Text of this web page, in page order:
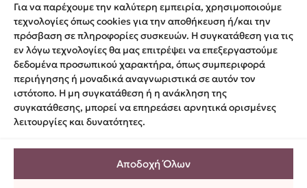
Για να παρέχουμε την καλύτερη εμπειρία, χρησιμοποιούμε
τεχνολογίες όπως cookies για την αποθήκευση ή/και την
πρόσβαση σε πληροφορίες συσκευών. Η συγκατάθεση για τις
εν λόγω τεχνολογίες θα μας επιτρέψει να επεξεργαστούμε
δεδομένα προσωπικού χαρακτήρα, όπως συμπεριφορά
περιήγησης ή μοναδικά αναγνωριστικά σε αυτόν τον
ιστότοπο. Η μη συγκατάθεση ή η ανάκληση της
συγκατάθεσης, μπορεί να επηρεάσει αρνητικά ορισμένες
λειτουργίες και δυνατότητες.
Αποδοχή Όλων
hello@include.org.gr
Αριθμός ΓΕΜΗ 171-139-101-000
Όροι χρήσης
Πολιτική cookies
Ρυθμίσεις απορρήτου
Δήλωση προσβασιμότητας